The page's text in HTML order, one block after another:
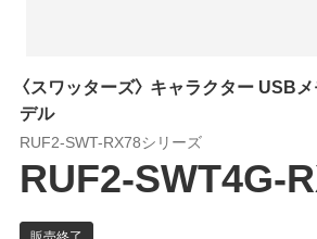
〈スワッターズ〉 キャラクター USB
デル
RUF2-SWT-RX78シリーズ
RUF2-SWT4G-